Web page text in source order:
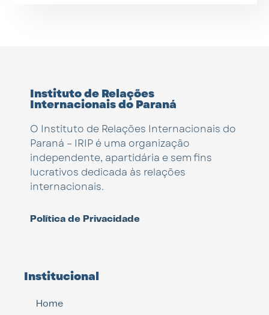
Instituto de Relações
Internacionais do Paraná
O Instituto de Relações Internacionais do
Paraná – IRIP é uma organização
independente, apartidária e sem fins
lucrativos dedicada às relações
internacionais.
Política de Privacidade
Institucional
Home